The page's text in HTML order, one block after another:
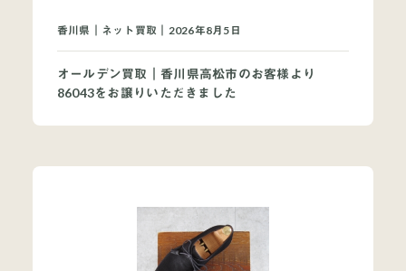
香川県｜ネット買取｜2026年8月5日
オールデン買取｜香川県高松市のお客様より
86043をお譲りいただきました